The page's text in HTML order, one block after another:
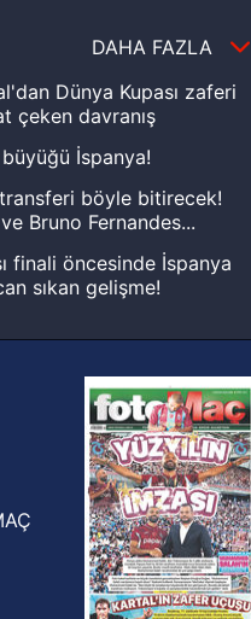
DAHA FAZLA
Dünya Kupası zaferi
çeken davranış
büyüğü İspanya!
böyle bitirecek!
Bruno Fernandes...
finali öncesinde İspanya
sıkan gelişme!
Meksika Ligi
yeni teknik direktörü